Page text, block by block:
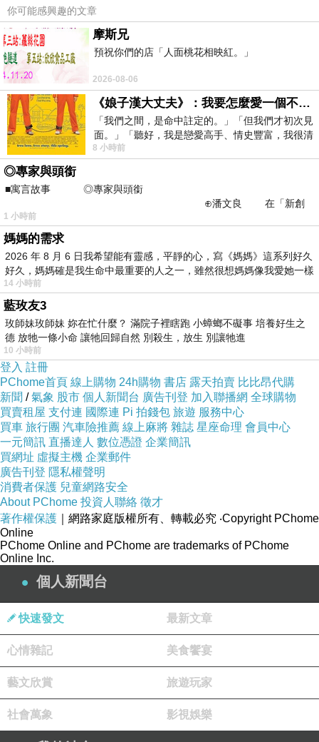
一枚未爆彈，只能任由鈴聲響著。嚥了嚥口
水，將手機面朝下，讓震動悶在桌面，彷彿
把一個溺水者的頭按進水裡。我的胃泛起陣
陣罪惡感，電話應該要接的，但接聽鍵像一
道懸崖，按下去就是深淵。傳訊這方式優雅
多了。
訊息的傳與回可以有時差，有緩衝，能夠刪
減修飾編輯，如同烹飪時謹慎備妥食材，即
使上菜了，都還能微調味道。回覆語音訊息
也並非同步，允許倒帶重聽，思考清楚再回
應，一切從從容容。電話不一樣，連起兩端
的通道是沒有劇本、來不及深思的即時互
動，赤裸而直接，一旦接通便得上台，即興
演出時稍有不慎，便有失控的風險，擔心一
來一往的對話會漏接了對方潑灑的情緒。曾
看過羽球、乒乓的對打，一方頻頻漏接，另
一方是不耐地皺眉。
我的好友小君，手機永遠靜音，連媽媽來電
也不例外。有次約小君晚餐，她的手機震動
好久，看了一眼又放入包包，若無其事繼續
用餐。
「我媽。」她說，低頭喝口飲料，「講的內
容都是那些，傳訊息就可以了。」
發現類似小君這樣讓手機震動或鈴響久久的
人不少，避接電話是為了「避險」。心理學
家埃琳娜．圖洛尼（Elena Touroni）博士
說，打電話更加赤裸。相當認同這句話，通
話是把耳朵貼近對方的嘴邊，聽得到彼此呼
吸的節奏、沉默的長度、語氣裡的猶豫，需
你可能感興趣的文章
摩斯兄
預祝你們的店「人面桃花相映紅。」
2026-08-06
《娘子漢大丈夫》：我要怎麼愛一個不存在的人？
「我們之間，是命中註定的。」「但我們才初次見
面。」「聽好，我是戀愛高手、情史豐富，我很清
楚這種感覺，你我之間的那種感覺，現
8 小時前
◎專家與頭銜
■寓言故事 ◎專家與頭銜
⊕潘文良 在「新創
之谷」裡——
1 小時前
媽媽的需求
2026 年 8 月 6 日我希望能有靈感，平靜的心，寫《媽媽》這系列好久
好久，媽媽確是我生命中最重要的人之一，雖然很想媽媽像我愛她一樣
14 小時前
藍玫友3
玫師妹玫師妹 妳在忙什麼？ 滿院子裡瞎跑 小蟑螂不礙事 培養好生之
德 放牠一條小命 讓牠回歸自然 別殺生，放生 別讓牠進
10 小時前
登入 註冊
PChome首頁 線上購物 24h購物 書店 露天拍賣 比比昂代購
新聞 /氣象 股市 個人新聞台 廣告刊登 加入聯播網 全球購物
買賣租屋 支付連 國際連 Pi 拍錢包 旅遊 服務中心
買車 旅行團 汽車險推薦 線上麻將 雜誌 星座命理 會員中心
一元簡訊 直播達人 數位憑證 企業簡訊
買網址 虛擬主機 企業郵件
廣告刊登 隱私權聲明
消費者保護 兒童網路安全
About PChome 投資人聯絡 徵才
著作權保護 ｜網路家庭版權所有、轉載必究 ‧Copyright PChome
Online
PChome Online and PChome are trademarks of PChome
Online Inc.
個人新聞台
快速發文 最新文章
心情雜記 美食饗宴
藝文欣賞 旅遊玩家
社會萬象 影視娛樂